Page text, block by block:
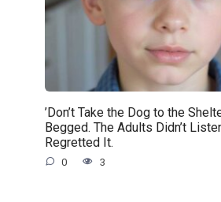
’Don’t Take the Dog to the
Begged. The Adults Didn’t
Regretted It.
0 3